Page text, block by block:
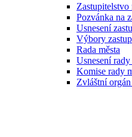
Zastupitelstvo
Pozvánka na
Usnesení
Výbory
Rada města
Usnesení rady
Komise rady
Zvláštní orgán